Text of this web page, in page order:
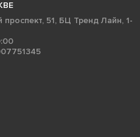
проспект, 51, БЦ Тренд Лайн, 1-